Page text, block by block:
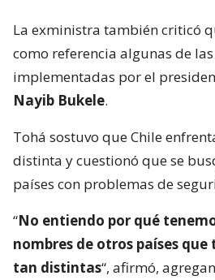
La exministra también criticó
como referencia algunas de
implementadas por el
Nayib Bukele.
Tohá sostuvo que Chile
distinta y cuestionó que se
países con problemas de
“No entiendo por qué
nombres de otros países
tan distintas“, afirmó,